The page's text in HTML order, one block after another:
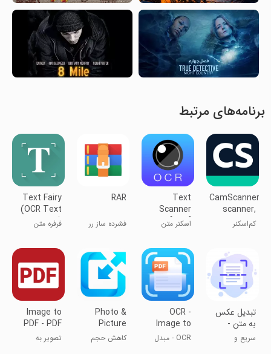
برنامه‌های مرتبط
CamScanner-
scanner,
PDF maker
کم‌اسکنر
Text
Scanner
[OCR]
اسکنر متن
RAR
فشرده ساز رر
Text Fairy
(OCR Text
Scanner)
فرفره متن
OCR)
تبدیل عکس
به متن -
اسکنیفای
سریع و
OCR -
Image to
Text
Converter
OCR - مبدل
Photo &
Picture
Resizer
کاهش حجم
Image to
PDF - PDF
Maker
تصویر به